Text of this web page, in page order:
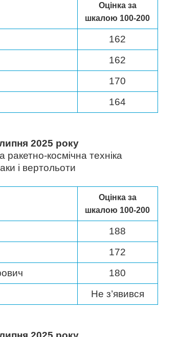
Оцінка за
шкалою 100-200
162
162
170
164
2025 року
ракетно-космічна техніка
і вертольоти
Оцінка за
шкалою 100-200
188
172
180
Не з’явився